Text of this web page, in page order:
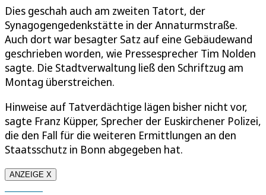
Dies geschah auch am zweiten Tatort, der
Synagogengedenkstätte in der Annaturmstraße.
Auch dort war besagter Satz auf eine Gebäudewand
geschrieben worden, wie Pressesprecher Tim Nolden
sagte. Die Stadtverwaltung ließ den Schriftzug am
Montag überstreichen.
Hinweise auf Tatverdächtige lägen bisher nicht vor,
sagte Franz Küpper, Sprecher der Euskirchener Polizei,
die den Fall für die weiteren Ermittlungen an den
Staatsschutz in Bonn abgegeben hat.
ANZEIGE X